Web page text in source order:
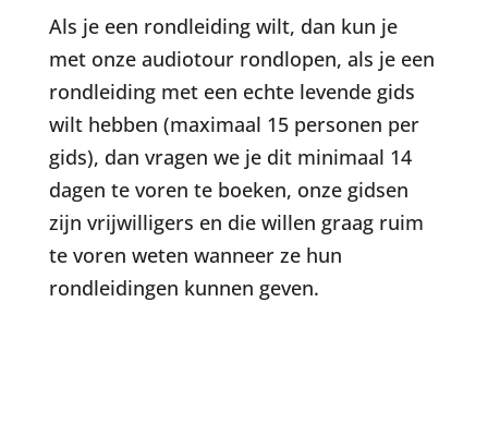
Als je een rondleiding wilt, dan kun je
met onze audiotour rondlopen, als je een
rondleiding met een echte levende gids
wilt hebben (maximaal 15 personen per
gids), dan vragen we je dit minimaal 14
dagen te voren te boeken, onze gidsen
zijn vrijwilligers en die willen graag ruim
te voren weten wanneer ze hun
rondleidingen kunnen geven.